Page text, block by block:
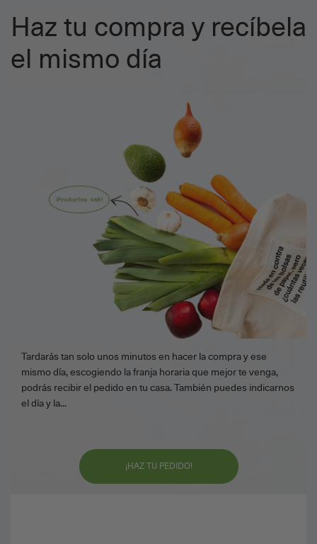
Haz tu compra y recíbela
el mismo día
Tardarás tan solo unos minutos en hacer la compra y ese
mismo día, escogiendo la franja horaria que mejor te venga,
podrás recibir el pedido en tu casa. También puedes indicarnos
el día y la...
¡HAZ TU PEDIDO!